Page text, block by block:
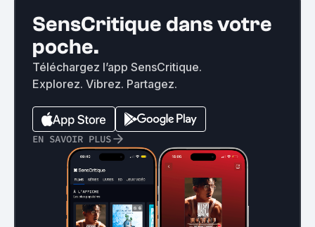
SensCritique dans votre
poche.
Téléchargez l’app SensCritique.
Explorez. Vibrez. Partagez.
EN SAVOIR PLUS